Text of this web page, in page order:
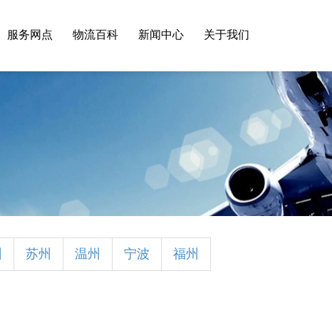
服务网点 物流百科 新闻中心 关于我们
苏州 温州 宁波 福州